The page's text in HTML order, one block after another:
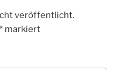
veröffentlicht.
* markiert